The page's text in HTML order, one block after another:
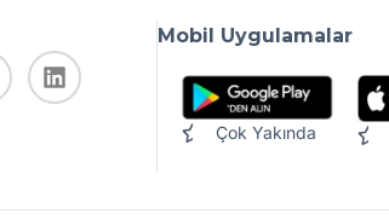
Mobil Uygulamalar
Çok Yakında